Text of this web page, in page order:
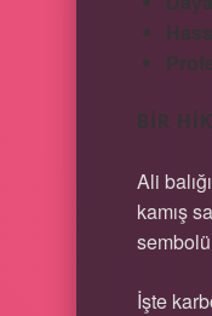
BIR
Ali
kamış
İşte